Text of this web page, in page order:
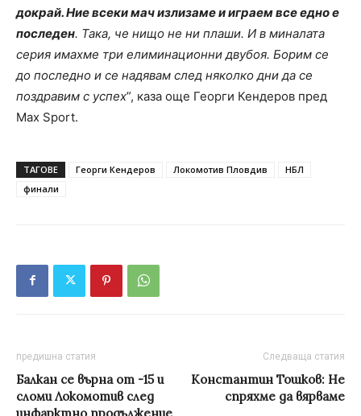
докрай. Ние всеки мач излизаме и играем все едно е
последен. Така, че нищо не ни плаши. И в миналата
серия имахме три елиминационни двубоя. Борим се
до последно и се надявам след няколко дни да се
поздравим с успех”, каза още Георги Кендеров пред
Max Sport.
ТАГОВЕ Георги Кендеров Локомотив Пловдив
НБЛ
финали
предишна статия
Балкан се върна от -15 и
сломи Локомотив след
инфарктно продължение
Следваща статия
Константин Тошков: Не
спряхме да вярваме